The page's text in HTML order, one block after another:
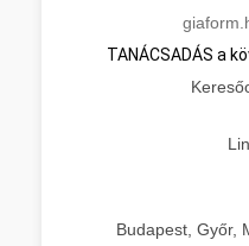
TANÁCSADÁS a
Budapest, Győr,